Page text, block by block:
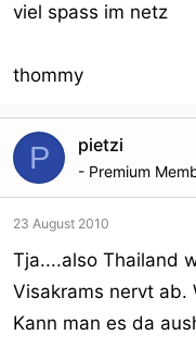
viel spass im netz
thommy
P pietzi
- Premium
23 August 2010
Tja....also Thailand
Visakrams nervt ab.
Kann man es da